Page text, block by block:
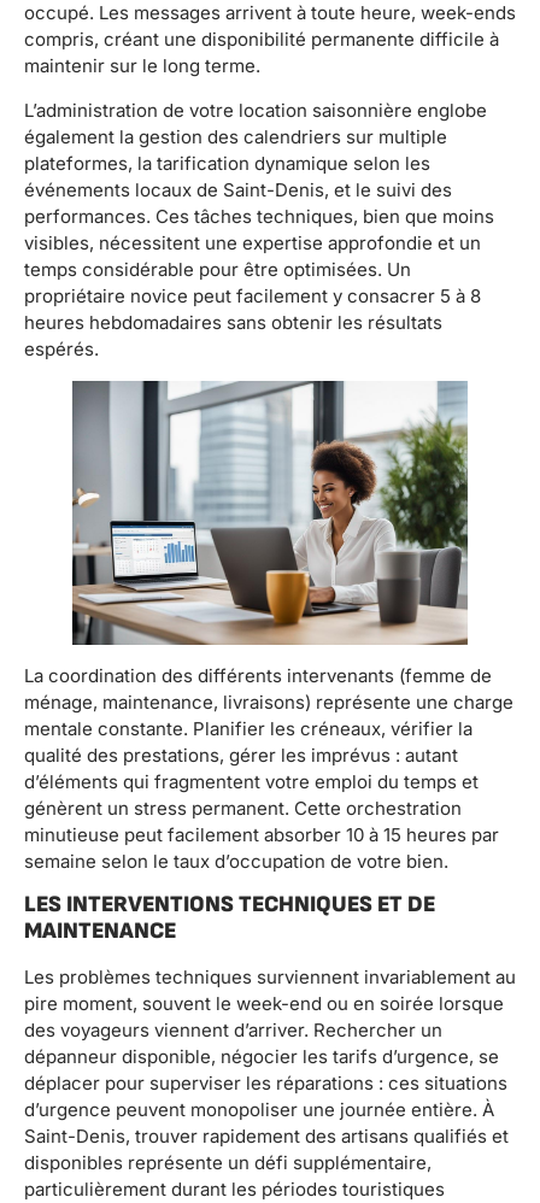
occupé. Les messages arrivent à toute heure, week-ends
compris, créant une disponibilité permanente difficile à
maintenir sur le long terme.
L’administration de votre location saisonnière englobe
également la gestion des calendriers sur multiple
plateformes, la tarification dynamique selon les
événements locaux de Saint-Denis, et le suivi des
performances. Ces tâches techniques, bien que moins
visibles, nécessitent une expertise approfondie et un
temps considérable pour être optimisées. Un
propriétaire novice peut facilement y consacrer 5 à 8
heures hebdomadaires sans obtenir les résultats
espérés.
La coordination des différents intervenants (femme de
ménage, maintenance, livraisons) représente une charge
mentale constante. Planifier les créneaux, vérifier la
qualité des prestations, gérer les imprévus : autant
d’éléments qui fragmentent votre emploi du temps et
génèrent un stress permanent. Cette orchestration
minutieuse peut facilement absorber 10 à 15 heures par
semaine selon le taux d’occupation de votre bien.
LES INTERVENTIONS TECHNIQUES ET DE
MAINTENANCE
Les problèmes techniques surviennent invariablement au
pire moment, souvent le week-end ou en soirée lorsque
des voyageurs viennent d’arriver. Rechercher un
dépanneur disponible, négocier les tarifs d’urgence, se
déplacer pour superviser les réparations : ces situations
d’urgence peuvent monopoliser une journée entière. À
Saint-Denis, trouver rapidement des artisans qualifiés et
disponibles représente un défi supplémentaire,
particulièrement durant les périodes touristiques